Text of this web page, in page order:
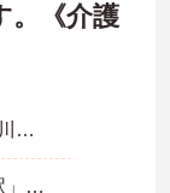
。《介護
東京都 東村山市 久米川町4-3-36
西武新宿線「東村山駅」徒歩9分